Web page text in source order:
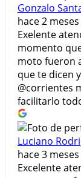
Gonzalo
hace 2 meses
Exelente
momento
moto fueron
que te dicen
@corrientes
facilitarlo
Luciano
hace 3 meses
Excelente